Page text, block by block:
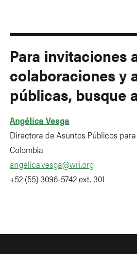
Para invitaciones
colaboraciones y
públicas, busque
Angélica Vesga
Directora de Asuntos Públicos
Colombia
angelica.vesga@wri.org
+52 (55) 3096-5742 ext. 301